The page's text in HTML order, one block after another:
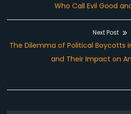
Who Call Evil Good
Next Post
Next
The Dilemma of Political Boycotts
and Their Impact on